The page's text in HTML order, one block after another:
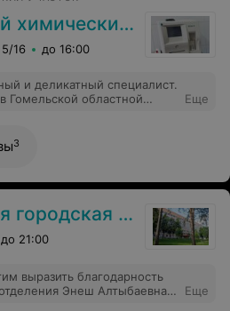
завод
16 до 16:00
и деликатный специалист.
Гомельской областной
заходил посмотреть за
довольна....
Еще
3
больница №3
до 21:00
выразить благодарность
Энеш Алтыбаевна.
Еще